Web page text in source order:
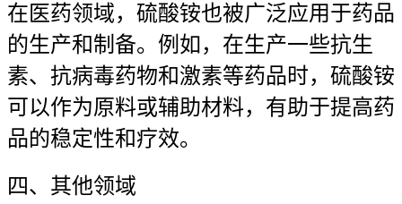
在医药领域，硫酸铵也被广泛应用于药品
的生产和制备。例如，在生产一些抗生
素、抗病毒药物和激素等药品时，硫酸铵
可以作为原料或辅助材料，有助于提高药
品的稳定性和疗效。
四、其他领域